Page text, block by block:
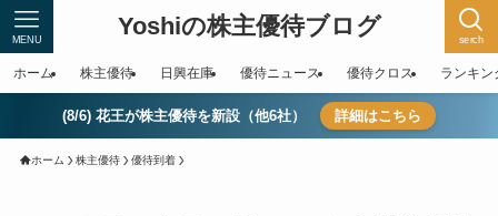
Yoshiの株主優待ブログ serch
MENU
ホーム 株主優待 日興在庫 優待ニュース 優待クロス ランキン
(8/6) 花王が株主優待を新設（他6社） 詳細はこちら
ホーム 株主優待 優待到着